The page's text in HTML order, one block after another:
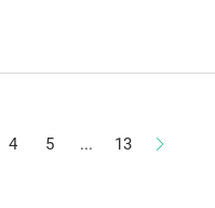
4 5 ... 13